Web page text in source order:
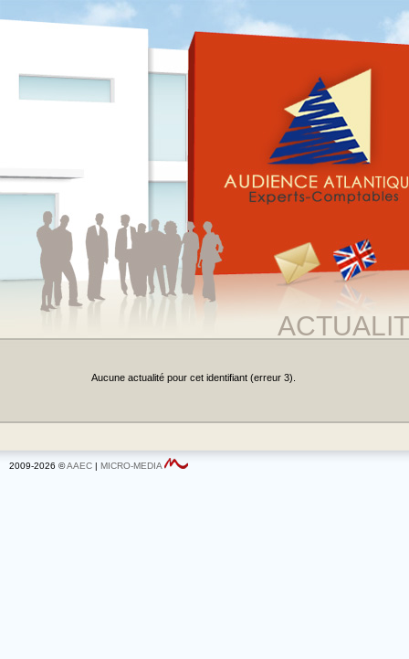
Aucune actualité pour cet identifiant (erreur 3).
2009-2026 ©AAEC | MICRO-MEDIA